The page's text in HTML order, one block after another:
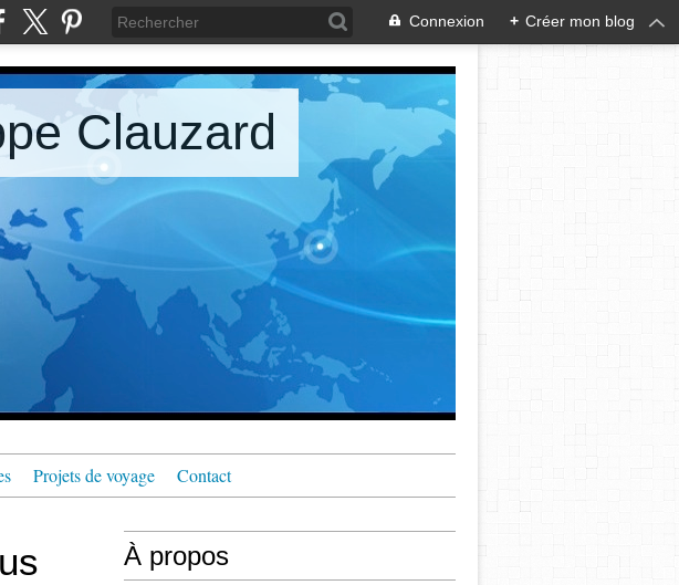
Connexion + Créer mon blog
Clauzard
Projets de voyage Contact
À propos